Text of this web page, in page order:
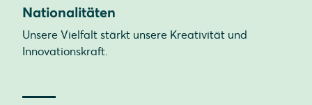
Nationalitäten
Unsere Vielfalt stärkt unsere Kreativität und
Innovationskraft.